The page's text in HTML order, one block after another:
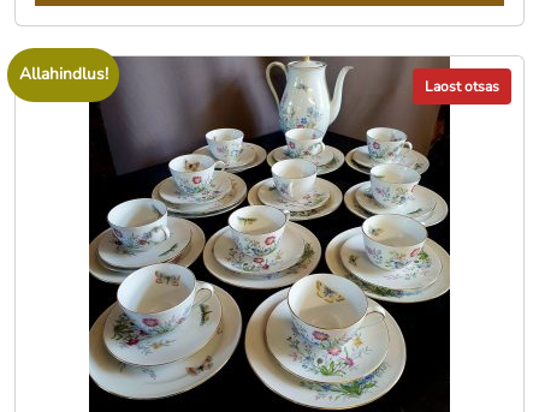
Laost otsas
Allahindlus!